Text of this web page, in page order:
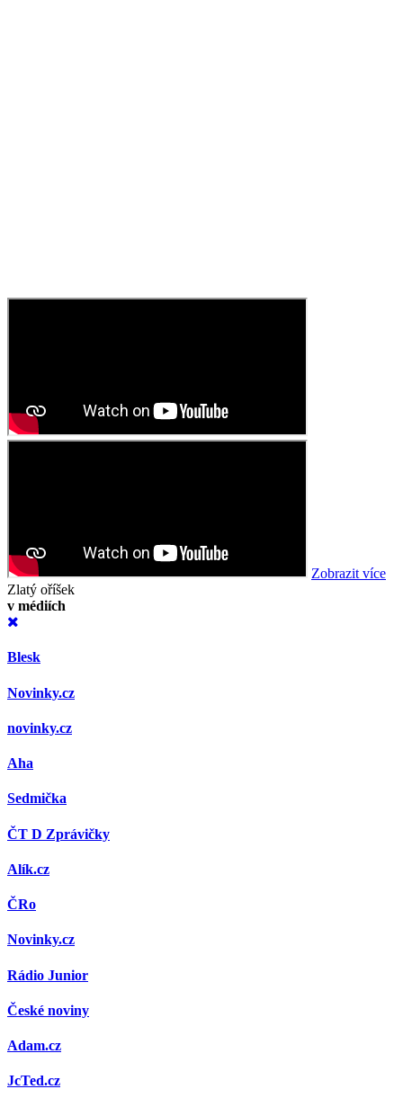
Zobrazit více
Zlatý oříšek
v médiích
Blesk
Novinky.cz
novinky.cz
Aha
Sedmička
ČT D Zprávičky
Alík.cz
ČRo
Novinky.cz
Rádio Junior
České noviny
Adam.cz
JcTed.cz